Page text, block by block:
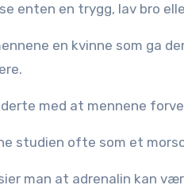
enten en trygg, lav bro
en kvinne som ga
med at mennene
studien ofte som et
man at adrenalin kan